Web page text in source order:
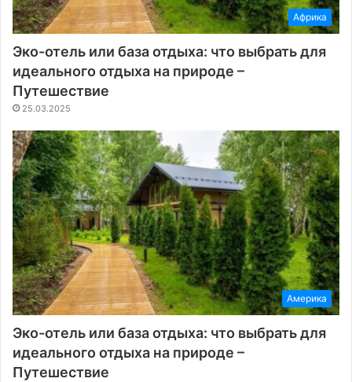
Африка
Эко-отель или база отдыха: что выбрать для
идеального отдыха на природе –
Путешествие
25.03.2025
Америка
Эко-отель или база отдыха: что выбрать для
идеального отдыха на природе –
Путешествие